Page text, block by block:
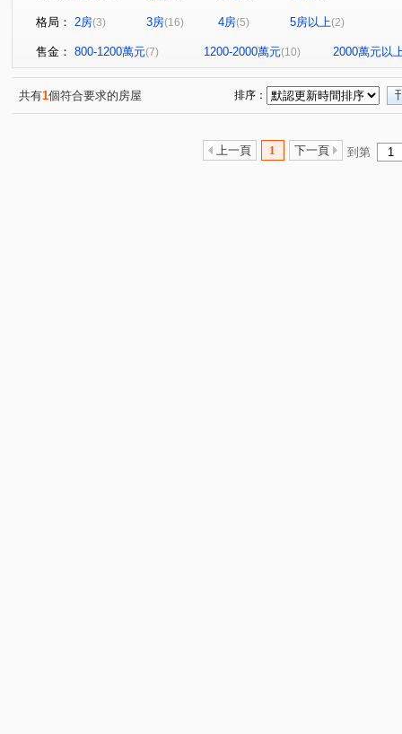
佳茂中山會館
(1) 水沐青華(1) 聚佳捷作(1) 大通街
九龍街(1) 北屯路 太原路三段(1) 人和路(1)
潭富
松竹五路二段(1) 雅潭路四段(1) 軍福七路(1) 舊社巷(1)
水湳段(1) 長生巷(1) 敦富路(2) 興華一路
詔安街(1) 旱溪西路三段(1) 軍福十六路(1) 安順東十街
格局： 2房(3) 3房(16) 4房(5) 5房以上(2)
售金： 800-1200萬元(7) 1200-2000萬元(10) 2000萬元以
共有1個符合要求的房屋 排序：
上一頁 1 下一頁 到第